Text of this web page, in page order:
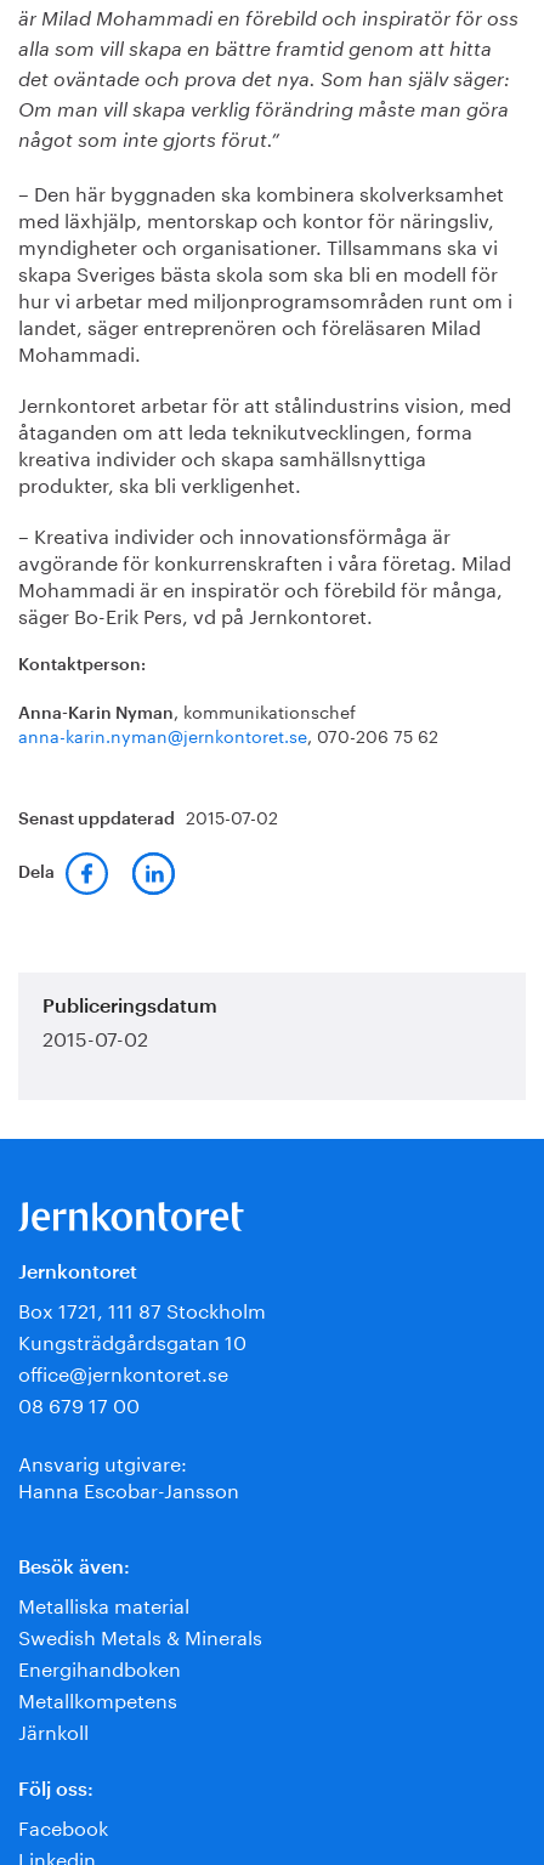
är Milad Mohammadi en förebild och inspiratör för oss
alla som vill skapa en bättre framtid genom att hitta
det oväntade och prova det nya. Som han själv säger:
Om man vill skapa verklig förändring måste man göra
något som inte gjorts förut.”
– Den här byggnaden ska kombinera skolverksamhet
med läxhjälp, mentorskap och kontor för näringsliv,
myndigheter och organisationer. Tillsammans ska vi
skapa Sveriges bästa skola som ska bli en modell för
hur vi arbetar med miljonprogramsområden runt om i
landet, säger entreprenören och föreläsaren Milad
Mohammadi.
Jernkontoret arbetar för att stålindustrins vision, med
åtaganden om att leda teknikutvecklingen, forma
kreativa individer och skapa samhällsnyttiga
produkter, ska bli verkligenhet.
– Kreativa individer och innovationsförmåga är
avgörande för konkurrenskraften i våra företag. Milad
Mohammadi är en inspiratör och förebild för många,
säger Bo-Erik Pers, vd på Jernkontoret.
Kontaktperson:
Anna-Karin Nyman, kommunikationschef
anna-karin.nyman@jernkontoret.se, 070-206 75 62
Senast uppdaterad 2015-07-02
Dela
Publiceringsdatum
2015-07-02
Jernkontoret
Box 1721, 111 87 Stockholm
Kungsträdgårdsgatan 10
office@jernkontoret.se
08 679 17 00
Ansvarig utgivare:
Hanna Escobar-Jansson
Besök även:
Metalliska material
Swedish Metals & Minerals
Energihandboken
Metallkompetens
Järnkoll
Följ oss:
Facebook
Linkedin